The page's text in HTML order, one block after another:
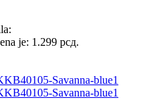
je: 1.299 рсд.